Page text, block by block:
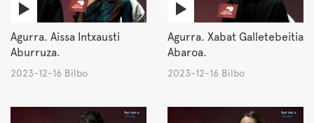
Agurra. Aissa Intxausti
Aburruza.
2023-12-16 Bilbo
Agurra. Xabat Galletebeitia
Abaroa.
2023-12-16 Bilbo